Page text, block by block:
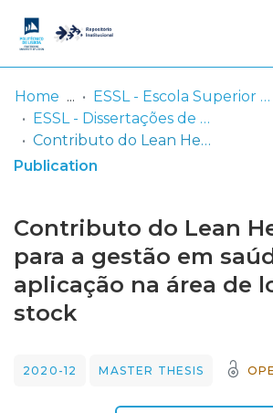
Communities
& Collections
Statistics
Log
In
Home
ESSL - Escola Superior de Saúde de Lisboa
ESSL - Dissertações de Mestrado
Contributo do Lean Healthcare para a gestão em saúde: aplicação na área de logística e stock
Publication
Contributo do Lean
para a gestão em
aplicação na área de
stock
2020-12 MASTER THESIS